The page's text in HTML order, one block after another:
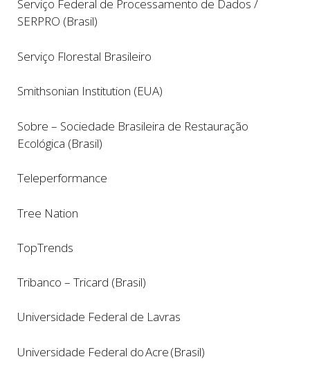
Serviço Federal de Processamento de Dados /
SERPRO (Brasil)
Serviço Florestal Brasileiro
Smithsonian Institution (EUA)
Sobre – Sociedade Brasileira de Restauração
Ecológica (Brasil)
Teleperformance
Tree Nation
TopTrends
Tribanco – Tricard (Brasil)
Universidade Federal de Lavras
Universidade Federal do Acre (Brasil)